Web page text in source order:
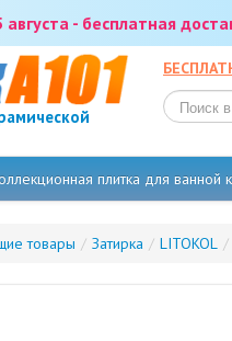
августа - бесплатная
плитка для ванной
товары / Затирка / LITOKOL /